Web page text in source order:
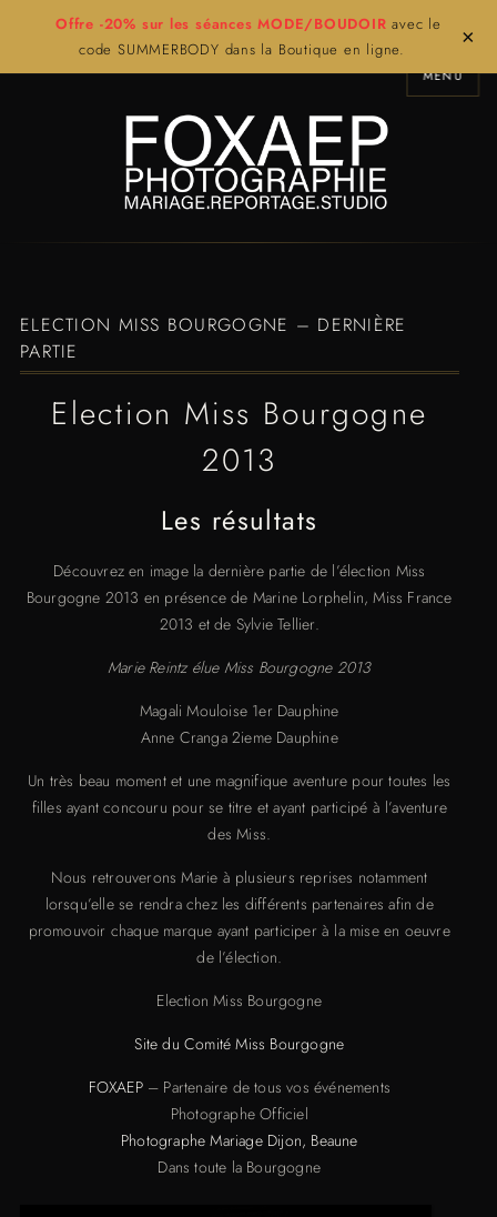
Offre -20% sur les séances MODE/BOUDOIR avec le
code SUMMERBODY dans la Boutique en ligne.
×
MENU
ELECTION MISS BOURGOGNE – DERNIÈRE
PARTIE
Election Miss Bourgogne
2013
Les résultats
Découvrez en image la dernière partie de l’élection Miss
Bourgogne 2013 en présence de Marine Lorphelin, Miss France
2013 et de Sylvie Tellier.
Marie Reintz élue Miss Bourgogne 2013
Magali Mouloise 1er Dauphine
Anne Cranga 2ieme Dauphine
Un très beau moment et une magnifique aventure pour toutes les
filles ayant concouru pour se titre et ayant participé à l’aventure
des Miss.
Nous retrouverons Marie à plusieurs reprises notamment
lorsqu’elle se rendra chez les différents partenaires afin de
promouvoir chaque marque ayant participer à la mise en oeuvre
de l’élection.
Election Miss Bourgogne
Site du Comité Miss Bourgogne
FOXAEP– Partenaire de tous vos événements
Photographe Officiel
Photographe Mariage Dijon, Beaune
Dans toute la Bourgogne